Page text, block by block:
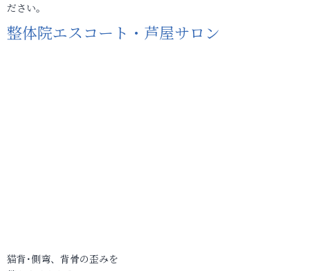
ださい。
整体院エスコート・芦屋サロン
猫背･側弯、背骨の歪みを